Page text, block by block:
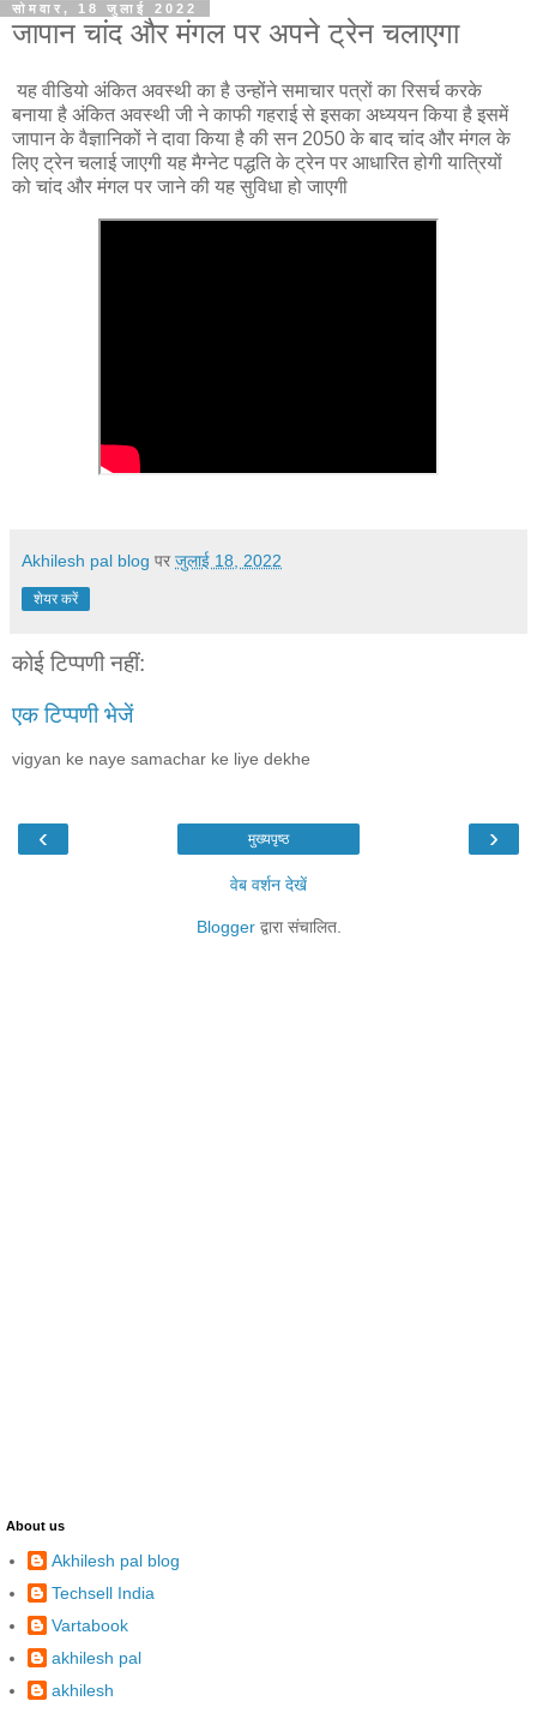
सोमवार, 18 जुलाई 2022
जापान चांद और मंगल पर अपने ट्रेन चलाएगा
यह वीडियो अंकित अवस्थी का है उन्होंने समाचार पत्रों का रिसर्च करके
बनाया है अंकित अवस्थी जी ने काफी गहराई से इसका अध्ययन किया है इसमें
जापान के वैज्ञानिकों ने दावा किया है की सन 2050 के बाद चांद और मंगल के
लिए ट्रेन चलाई जाएगी यह मैग्नेट पद्धति के ट्रेन पर आधारित होगी यात्रियों
को चांद और मंगल पर जाने की यह सुविधा हो जाएगी
Akhilesh pal blog पर जुलाई 18, 2022
शेयर करें
कोई टिप्पणी नहीं:
एक टिप्पणी भेजें
vigyan ke naye samachar ke liye dekhe
‹ ›
मुख्यपृष्ठ
वेब वर्शन देखें
Bloggerद्वारा संचालित.
About us
Akhilesh pal blog
Techsell India
Vartabook
akhilesh pal
akhilesh